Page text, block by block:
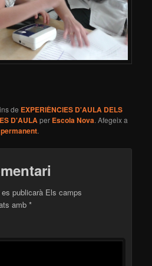
de EXPERIÈNCIES D'AULA DELS
D'AULAper Escola Nova. Afegeix a
.
publicarà Els camps
amb*